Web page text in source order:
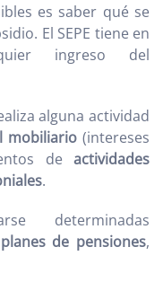
es saber qué se
El SEPE tiene en
ingreso del
alguna actividad
mobiliario(intereses
de actividades
.
determinadas
de pensiones,